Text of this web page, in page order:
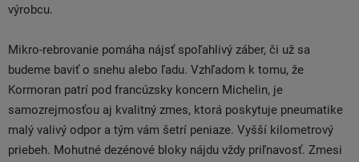
výrobcu.
Mikro-rebrovanie pomáha nájsť spoľahlivý záber, či už sa
budeme baviť o snehu alebo ľadu. Vzhľadom k tomu, že
Kormoran patrí pod francúzsky koncern Michelin, je
samozrejmosťou aj kvalitný zmes, ktorá poskytuje pneumatike
malý valivý odpor a tým vám šetrí peniaze. Vyšší kilometrový
priebeh. Mohutné dezénové bloky nájdu vždy priľnavosť. Zmesi